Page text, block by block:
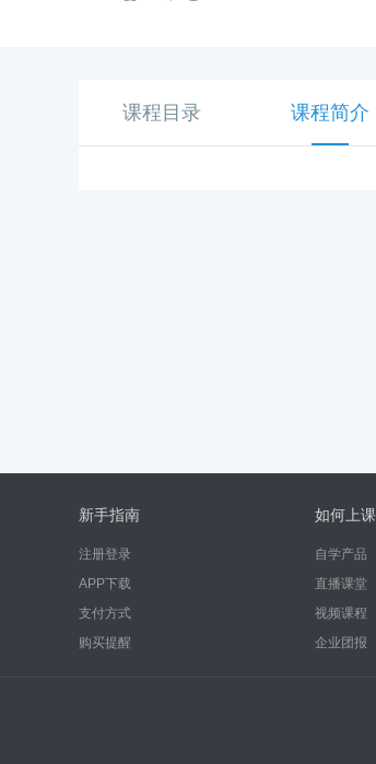
课程目录 课程简介
新手指南
注册登录
APP下载
支付方式
购买提醒
如何上课
自学产品
直播课堂
视频课程
企业团报